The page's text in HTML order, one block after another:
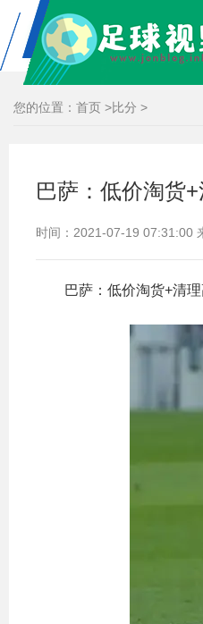
您的位置： 首页 >比分 >
巴萨：低价淘货
时间：2021-07-19 07:31:00
巴萨：低价淘货+清